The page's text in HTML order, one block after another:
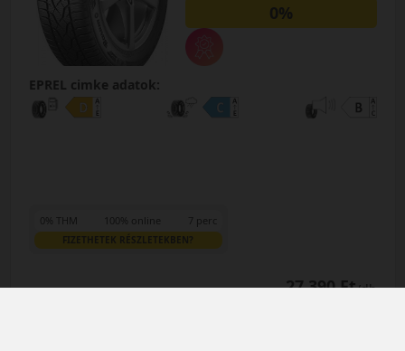
0%
EPREL cimke adatok:
0% THM 100% online 7 perc
FIZETHETEK RÉSZLETEKBEN?
27 390 Ft/db